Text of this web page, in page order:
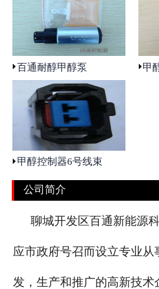
百通耐醇甲醇泵 甲
甲醇控制器6号线束
公司简介
聊城开发区百通新能源
应市政府号召而设立专业从
发，生产和推广的高新技术